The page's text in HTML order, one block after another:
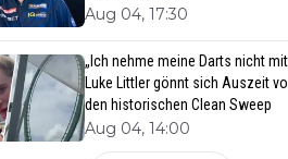
Aug 04, 17:30
„Ich nehme meine Darts nicht
Luke Littler gönnt sich Auszeit
den historischen Clean Sweep
Aug 04, 14:00